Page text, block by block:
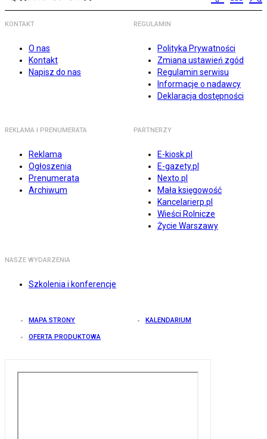
KONTAKT
O nas
Kontakt
Napisz do nas
REGULAMIN
Polityka Prywatności
Zmiana ustawień zgód
Regulamin serwisu
Informacje o nadawcy
Deklaracja dostępności
REKLAMA I PRENUMERATA
Reklama
Ogłoszenia
Prenumerata
Archiwum
PARTNERZY
E-kiosk.pl
E-gazety.pl
Nexto.pl
Mała księgowość
Kancelarierp.pl
Wieści Rolnicze
Życie Warszawy
NASZE WYDARZENIA
Szkolenia i konferencje
MAPA STRONY KALENDARIUM
OFERTA PRODUKTOWA